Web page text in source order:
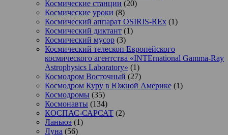
Космические станции (20)
Космические уроки (8)
Космический аппарат OSIRIS-REx (1)
Космический диктант (1)
Космический мусор (3)
Космический телескоп Европейского
космического агентства «INTErnational Gamma-Ray
Astrophysics Laboratory» (1)
Космодром Восточный (27)
Космодром Куру в Южной Америке (1)
Космодромы (35)
Космонавты (134)
КОСПАС-САРСАТ (2)
Ланьюэ (1)
Луна (56)